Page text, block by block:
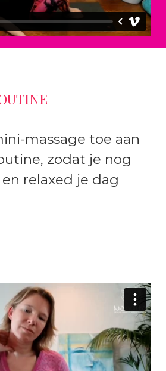
massage toe aan
zodat je nog
relaxed je dag